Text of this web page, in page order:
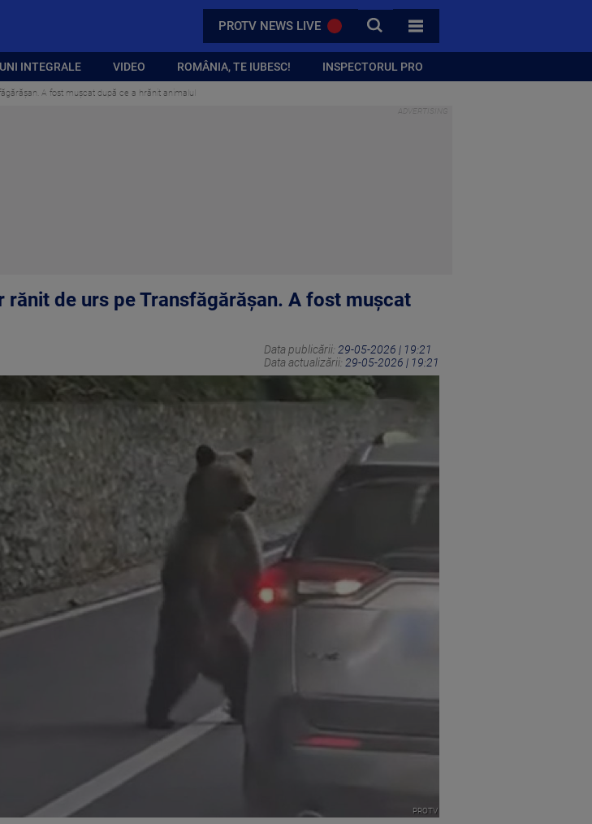
PROTV NEWS LIVE CAUTA
TOATE CATEGORIILE
INTEGRALE VIDEO ROMÂNIA, TE IUBESC! INSPECTORUL PRO
A fost mușcat după ce a hrănit animalul
de urs pe Transfăgărășan. A fost mușcat
Data publicării: 29-05-2026 | 19:21
Data actualizării: 29-05-2026 | 19:21
PROTV